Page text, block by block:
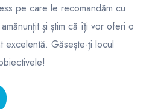
pe care le recomandăm cu
și știm că îți vor oferi o
excelentă. Găsește-ți locul